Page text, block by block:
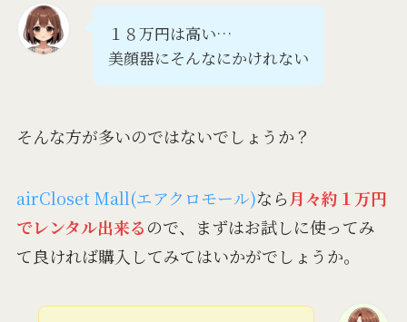
１８万円は高い…
美顔器にそんなにかけれない
そんな方が多いのではないでしょうか？
airCloset Mall(エアクロモール)なら月々約１万円
でレンタル出来るので、まずはお試しに使ってみ
て良ければ購入してみてはいかがでしょうか。